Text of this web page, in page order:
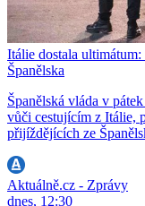
Itálie dostala
Španělska
Španělská vláda v
vůči cestujícím z Itálie,
přijíždějících ze
Aktuálně.cz - Zprávy
dnes, 12:30